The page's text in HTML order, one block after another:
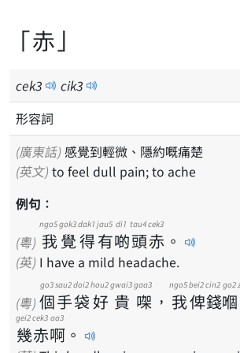
「赤」
cek3 cik3
形容詞
(廣東話) 感覺到輕微、隱約嘅痛楚
(英文) to feel dull pain; to ache
例句：
(粵) 我
ngo5
覺
gok3
得
dak1
有
jau5
啲
di1
頭
tau4
赤
cek3
。
(英) I have a mild headache.
(粵) 個
go3
手
sau2
袋
doi2
好
hou2
貴
gwai3
㗎
gaa3
， 我
ngo5
俾
bei2
錢
cin2
嗰
go2
幾
gei2
赤
cek3
啊
aa3
。